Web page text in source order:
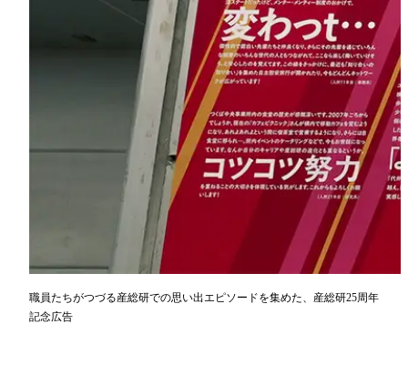
職員たちがつづる産総研での思い出エピソードを集めた、産総研25周年
記念広告